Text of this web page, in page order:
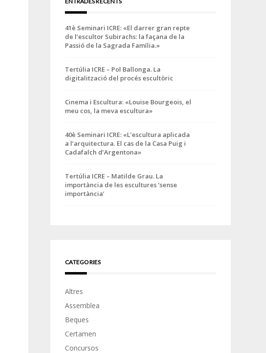
41è Seminari ICRE: «El darrer gran repte
de l’escultor Subirachs: la façana de la
Passió de la Sagrada Família.»
Tertúlia ICRE – Pol Ballonga. La
digitalització del procés escultòric
Cinema i Escultura: «Louise Bourgeois, el
meu cos, la meva escultura»
40è Seminari ICRE: «L’escultura aplicada
a l’arquitectura. El cas de la Casa Puig i
Cadafalch d’Argentona»
Tertúlia ICRE – Matilde Grau. La
importància de les escultures ‘sense
importància’
CATEGORIES
Altres
Assemblea
Beques
Certamen
Concursos